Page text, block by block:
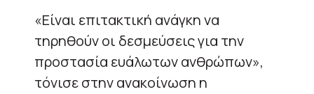
«Είναι επιτακτική ανάγκη να
τηρηθούν οι δεσμεύσεις για την
προστασία ευάλωτων ανθρώπων»,
τόνισε στην ανακοίνωση η